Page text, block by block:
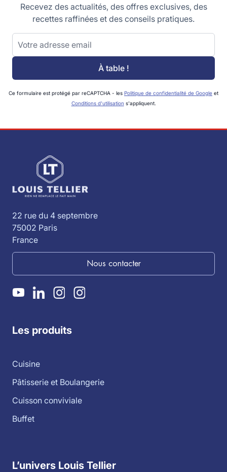
Recevez des actualités, des offres exclusives, des
recettes raffinées et des conseils pratiques.
Adresse email
À table !
Ce formulaire est protégé par reCAPTCHA - les Politique de confidentialité de Google et
Conditions d'utilisation s'appliquent.
22 rue du 4 septembre
75002 Paris
France
Nous contacter
Les produits
Cuisine
Pâtisserie et Boulangerie
Cuisson conviviale
Buffet
L’univers Louis Tellier